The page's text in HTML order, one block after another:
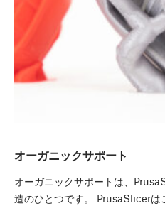
オーガニックサポート
オーガニックサポートは、
造のひとつです。 PrusaSlicerは